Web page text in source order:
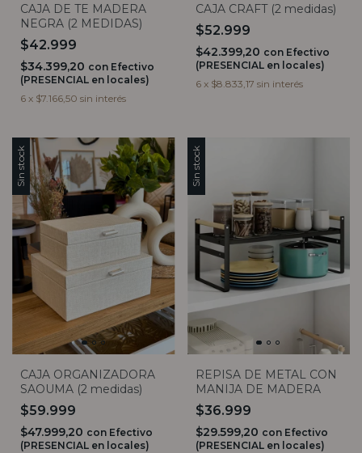
CAJA DE TE MADERA
NEGRA (2 MEDIDAS)
$42.999
$34.399,20 con Efectivo
(PRESENCIAL en locales)
6 x $7.166,50 sin interés
CAJA CRAFT (2 medidas)
$52.999
$42.399,20 con Efectivo
(PRESENCIAL en locales)
6 x $8.833,17 sin interés
Sin stock
CAJA ORGANIZADORA
SAOUMA (2 medidas)
$59.999
$47.999,20 con Efectivo
(PRESENCIAL en locales)
Sin stock
REPISA DE METAL CON
MANIJA DE MADERA
$36.999
$29.599,20 con Efectivo
(PRESENCIAL en locales)